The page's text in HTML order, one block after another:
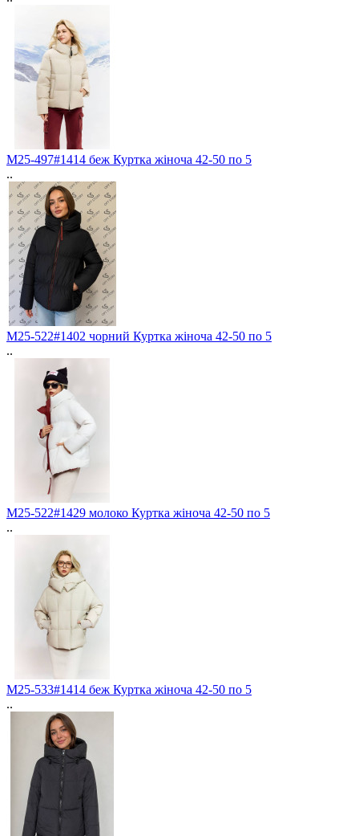
M25-497#1414 беж Куртка жіноча 42-50 по 5
..
M25-522#1402 чорний Куртка жіноча 42-50 по 5
..
M25-522#1429 молоко Куртка жіноча 42-50 по 5
..
M25-533#1414 беж Куртка жіноча 42-50 по 5
..